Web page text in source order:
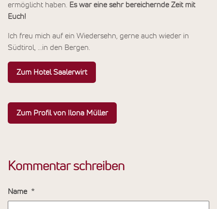
ermöglicht haben.
Es war eine sehr bereichernde Zeit mit
Euch!
Ich freu mich auf ein Wiedersehn, gerne auch wieder in
Südtirol, …in den Bergen.
Zum Hotel Saalerwirt
Zum Profil von Ilona Müller
Kommentar schreiben
Name